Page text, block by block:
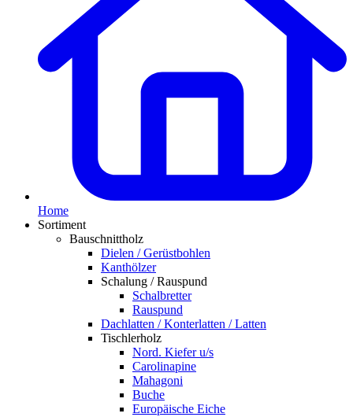
Home
Sortiment
Bauschnittholz
Dielen / Gerüstbohlen
Kanthölzer
Schalung / Rauspund
Schalbretter
Rauspund
Dachlatten / Konterlatten / Latten
Tischlerholz
Nord. Kiefer u/s
Carolinapine
Mahagoni
Buche
Europäische Eiche